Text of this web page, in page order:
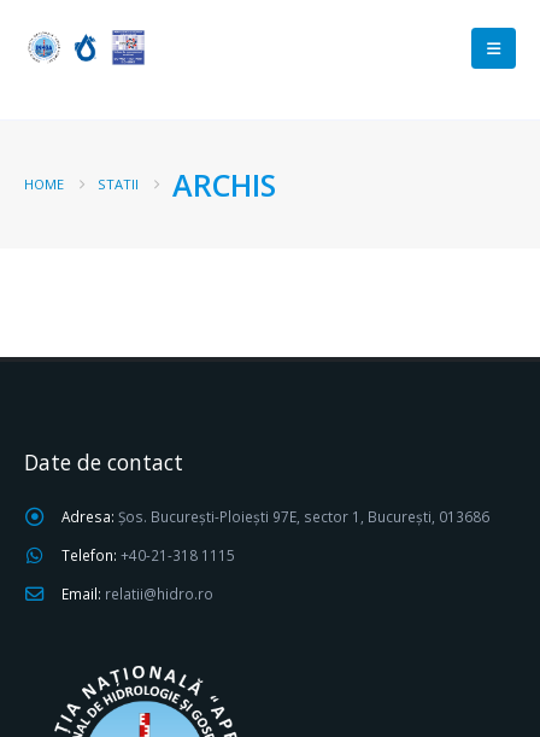
HOME STATII ARCHIS
Date de contact
Adresa: Șos. București-Ploiești 97E, sector 1, București, 013686
Telefon: +40-21-318 1115
Email: relatii@hidro.ro